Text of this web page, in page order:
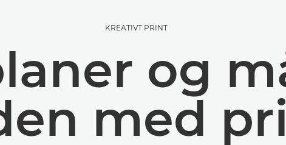
KREATIVT PRINT
og
med